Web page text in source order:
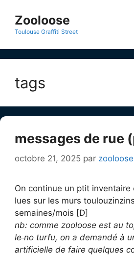
contenu
Zooloose
Toulouse Graffiti Street
tags
messages de rue
octobre 21, 2025 par zooloose
On continue un ptit inventaire
lues sur les murs
semaines/mois [D]
nb: comme zooloose est au
leno turfu, on a demandé à
artificielle de faire quelques